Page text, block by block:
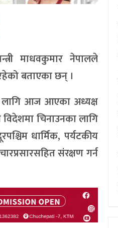
माधवकुमार नेपालले
बताएका छन् ।
लागि आज आएका अध्यक्ष
विदेशमा चिनाउनका लागि
धार्मिक, पर्यटकीय
संरक्षण गर्न